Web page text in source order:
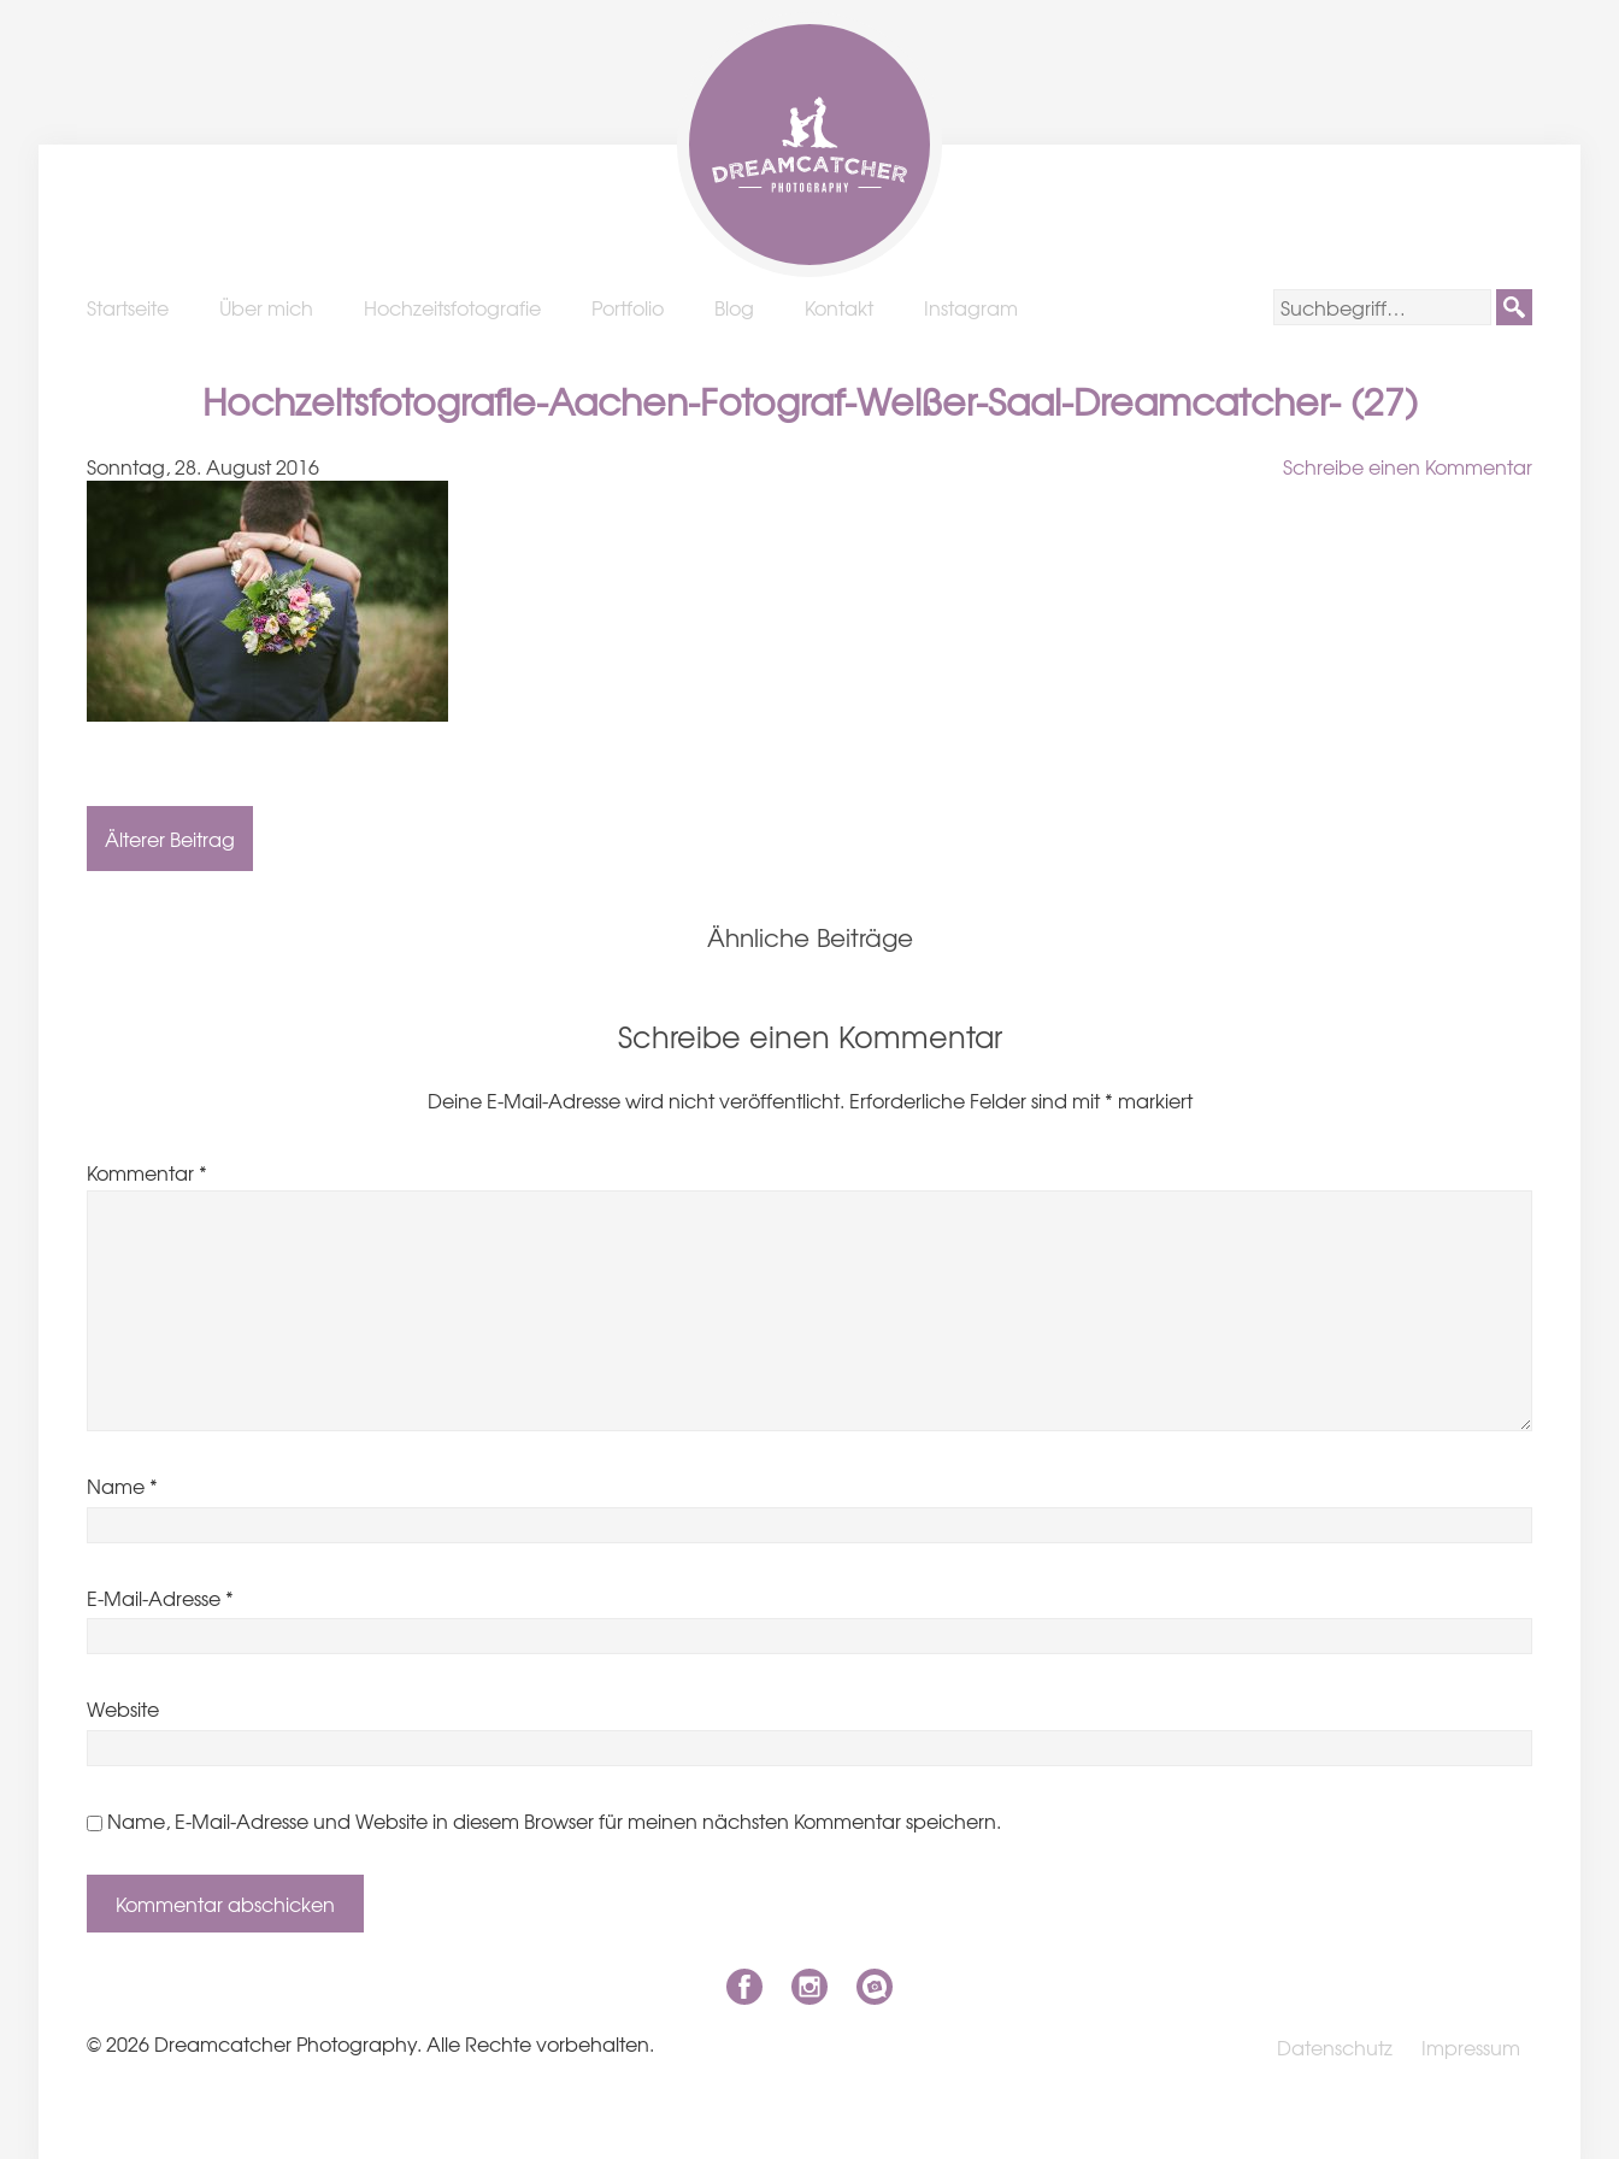
Startseite Über mich Hochzeitsfotografie Portfolio Blog Kontakt Instagram
Hochzeitsfotografie-Aachen-Fotograf-Weißer-Saal-Dreamcatcher- (27)
Sonntag, 28. August 2016 Schreibe einen Kommentar
Älterer Beitrag
Ähnliche Beiträge
Schreibe einen Kommentar
Deine E-Mail-Adresse wird nicht veröffentlicht. Erforderliche Felder sind mit* markiert
Kommentar *
Name *
E-Mail-Adresse *
Website
Name, E-Mail-Adresse und Website in diesem Browser für meinen nächsten Kommentar speichern.
© 2026 Dreamcatcher Photography. Alle Rechte vorbehalten. Datenschutz Impressum